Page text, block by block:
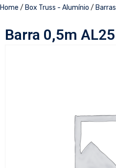
Home / Box Truss - Alumínio / Barras
Barra 0,5m AL25